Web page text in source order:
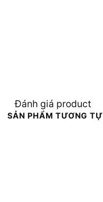
Đánh giá product
SẢN PHẨM TƯƠNG TỰ